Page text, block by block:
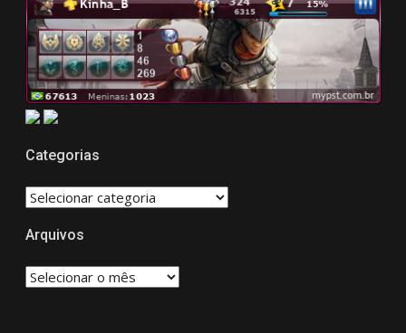
Categorias
CATEGORIAS
Arquivos
Arquivos